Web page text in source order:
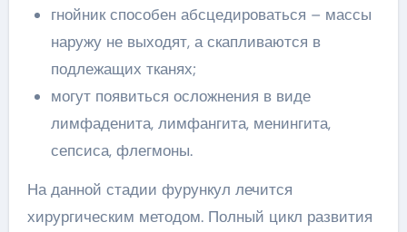
гнойник способен абсцедироваться – массы
наружу не выходят, а скапливаются в
подлежащих тканях;
могут появиться осложнения в виде
лимфаденита, лимфангита, менингита,
сепсиса, флегмоны.
На данной стадии фурункул лечится
хирургическим методом. Полный цикл развития